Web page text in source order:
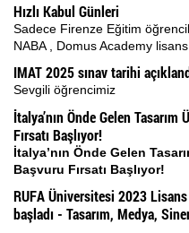
Hızlı Kabul Günleri
Sadece Firenze Eğitim
NABA , Domus Academy
IMAT 2025 sınav tarihi
Sevgili öğrencimiz
İtalya’nın Önde Gelen
Fırsatı Başlıyor!
İtalya’nın Önde Gelen
Başvuru Fırsatı Başlıyor!
RUFA Üniversitesi 2023
başladı - Tasarım, Medya,